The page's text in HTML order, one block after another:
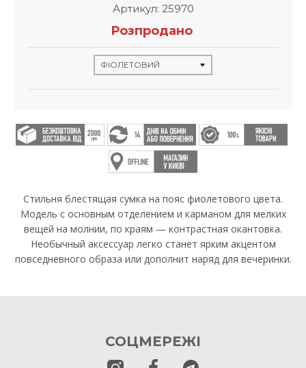
Артикул: 25970
Розпродано
Стильня блестящая сумка на пояс фиолетового цвета.
Модель с основным отделением и карманом для мелких
вещей на молнии, по краям — контрастная окантовка.
Необычный аксессуар легко станет ярким акцентом
повседневного образа или дополнит наряд для вечеринки.
СОЦМЕРЕЖІ